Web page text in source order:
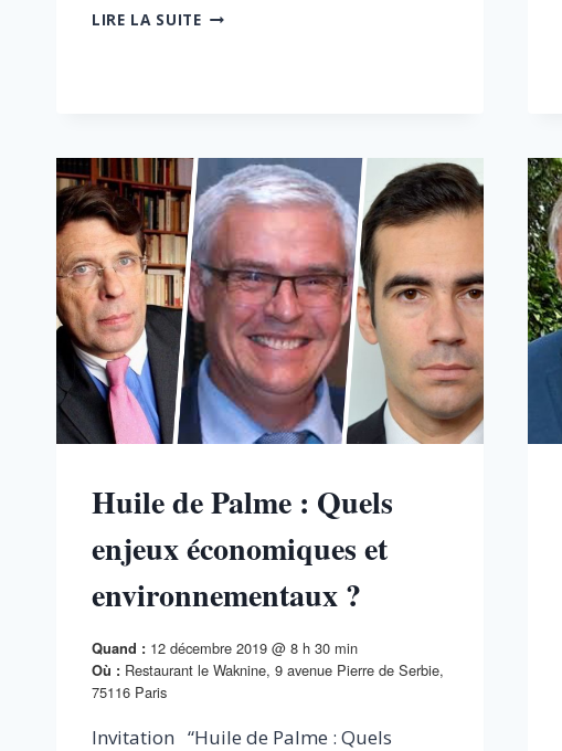
LIRE LA SUITE[REPORTÉ]
Huile de Palme : Quels
enjeux économiques et
environnementaux ?
Quand : 12 décembre 2019 @ 8 h 30 min
Où : Restaurant le Waknine, 9 avenue Pierre de Serbie,
75116 Paris
Invitation “Huile de Palme : Quels